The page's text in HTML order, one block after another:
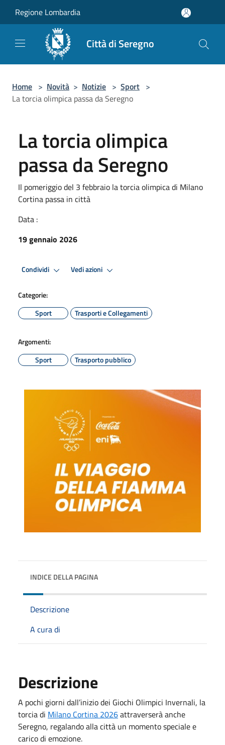
Regione Lombardia
Città di Seregno
Home > Novità > Notizie > Sport >
La torcia olimpica passa da Seregno
La torcia olimpica
passa da Seregno
Il pomeriggio del 3 febbraio la torcia olimpica di Milano
Cortina passa in città
Data :
19 gennaio 2026
Condividi Vedi azioni
Categorie:
Sport
Trasporti e Collegamenti
Argomenti:
Sport
Trasporto pubblico
INDICE DELLA PAGINA
Descrizione
A cura di
Descrizione
A pochi giorni dall’inizio dei Giochi Olimpici Invernali, la
torcia di Milano Cortina 2026attraverserà anche
Seregno, regalando alla città un momento speciale e
carico di emozione.